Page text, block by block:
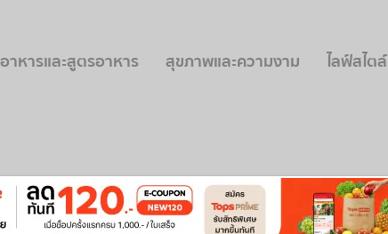
อาหารและสูตรอาหาร สุขภาพและความงาม ไลฟ์สไตล์